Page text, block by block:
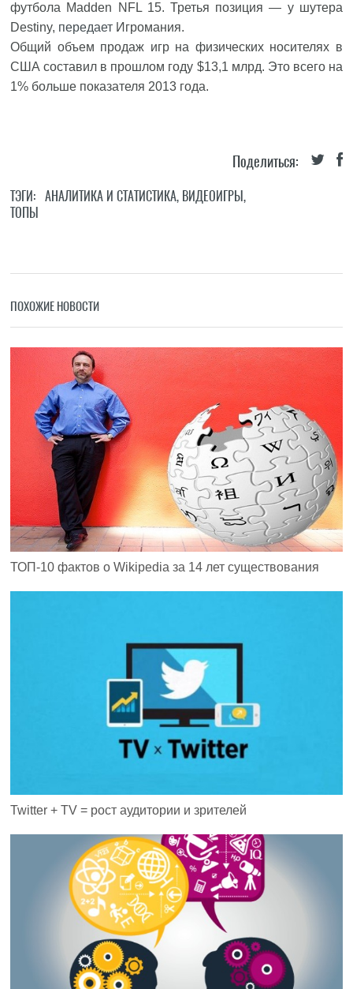
футбола Madden NFL 15. Третья позиция — у шутера
Destiny, передает Игромания.
Общий объем продаж игр на физических носителях в
США составил в прошлом году $13,1 млрд. Это всего на
1% больше показателя 2013 года.
Поделиться:
ТЭГИ: АНАЛИТИКА И СТАТИСТИКА, ВИДЕОИГРЫ,
ТОПЫ
ПОХОЖИЕ НОВОСТИ
ТОП-10 фактов о Wikipedia за 14 лет существования
Twitter + TV = рост аудитории и зрителей